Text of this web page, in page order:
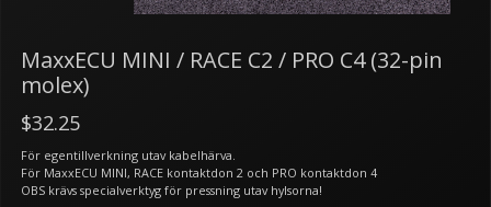
MaxxECU MINI / RACE C2 / PRO C4 (32-pin
molex)
$32.25
För egentillverkning utav kabelhärva.
För MaxxECU MINI, RACE kontaktdon 2 och PRO kontaktdon 4
OBS krävs specialverktyg för pressning utav hylsorna!